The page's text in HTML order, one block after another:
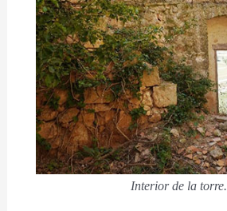
Interior de la torre.